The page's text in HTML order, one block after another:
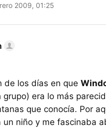
2009, 01:25
de los días en que
grupo) era lo más
que conocía. Por
un niño y me fascinaba